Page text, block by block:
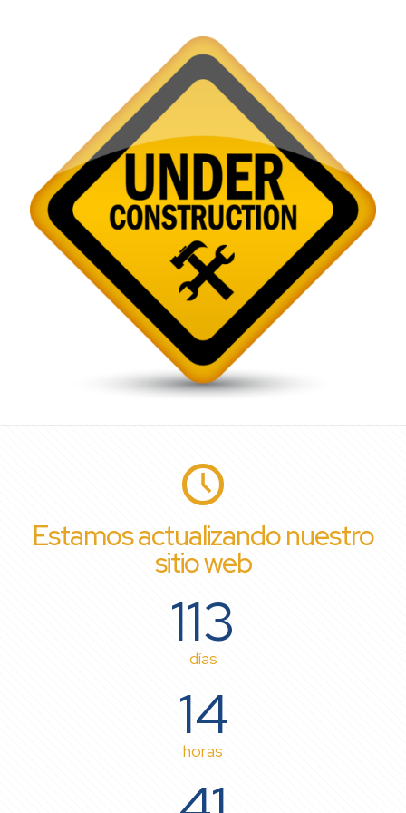
Estamos actualizando nuestro
sitio web
113
días
14
horas